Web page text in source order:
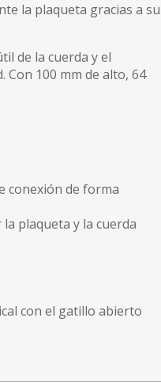
la plaqueta gracias a su
de la cuerda y el
100 mm de alto, 64
conexión de forma
plaqueta y la cuerda
con el gatillo abierto